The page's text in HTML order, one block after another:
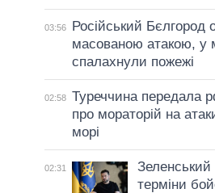
03:56
Російський Бєлгород
масованою атакою, у
спалахнули пожежі
02:58 Туреччина передала
про мораторій на
морі
02:31
Зеленський
терміни